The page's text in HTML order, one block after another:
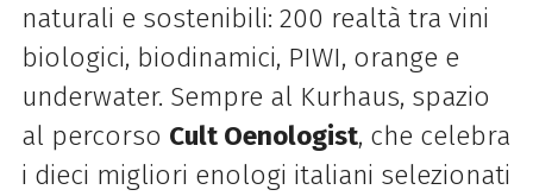
naturali e sostenibili: 200 realtà tra vini
biologici, biodinamici, PIWI, orange e
underwater. Sempre al Kurhaus, spazio
al percorso Cult Oenologist, che celebra
i dieci migliori enologi italiani selezionati